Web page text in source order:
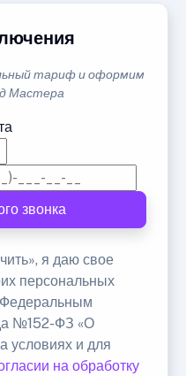
тариф и оформим
Мастера
звонка
я даю свое
персональных
Федеральным
№152-ФЗ «О
условиях и для
на обработку